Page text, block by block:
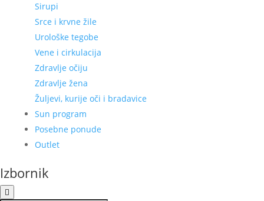
Sirupi
Srce i krvne žile
Urološke tegobe
Vene i cirkulacija
Zdravlje očiju
Zdravlje žena
Žuljevi, kurije oči i bradavice
Sun program
Posebne ponude
Outlet
Izbornik